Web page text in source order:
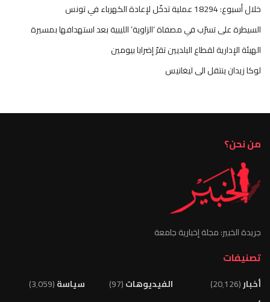
خلال أسبوع: 18294 عملية تدخّل لإعادة الكهرباء في تونس
السيطرة على تسرّب في مصفاة ‘الزاوية’ الليبية بعد استهدافها بمسيرة
الهيئة الإدارية لقطاع البلديين تقرّ إضرابا بيومين
لوكا زيدان ينتقل الى ليغانيس
من نحن؟
جريدة الخبير: مجلة إخبارية جامعة
تصنيفات
أخبار(20٬126)
الفيديوهات(97)
سياسة(3٬059)